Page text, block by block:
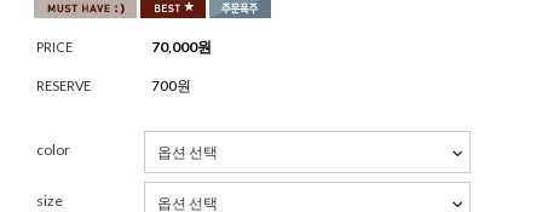
PRICE 70,000원
RESERVE 700원
color
size